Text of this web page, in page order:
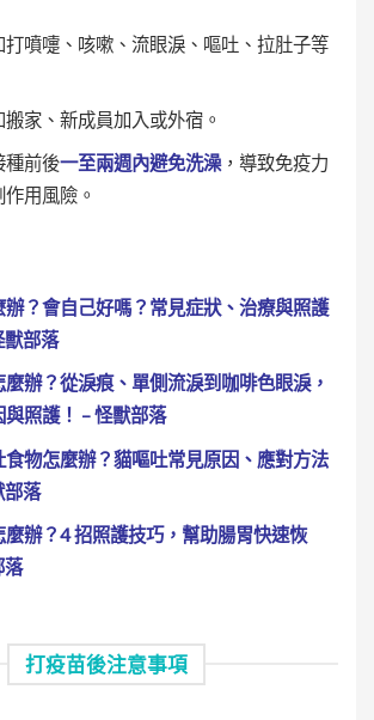
打噴嚏、咳嗽、流眼淚、嘔吐、拉肚子等
搬家、新成員加入或外宿。
種前後一至兩週內避免洗澡，導致免疫力
用風險。
辦？會自己好嗎？常見症狀、治療與照護
獸部落
辦？從淚痕、單側流淚到咖啡色眼淚，
照護！ – 怪獸部落
食物怎麼辦？貓嘔吐常見原因、應對方法
部落
麼辦？4 招照護技巧，幫助腸胃快速恢
落
打疫苗後注意事項